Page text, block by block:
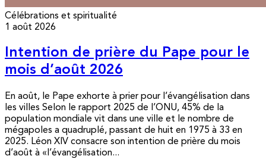
Célébrations et spiritualité
1 août 2026
Intention de prière du Pape pour le
mois d’août 2026
En août, le Pape exhorte à prier pour l’évangélisation dans
les villes Selon le rapport 2025 de l’ONU, 45% de la
population mondiale vit dans une ville et le nombre de
mégapoles a quadruplé, passant de huit en 1975 à 33 en
2025. Léon XIV consacre son intention de prière du mois
d’août à «l’évangélisation...